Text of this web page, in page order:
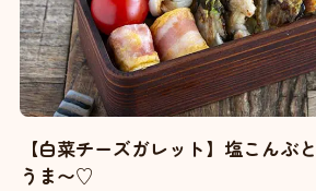
【白菜チーズガレット】塩こんぶ
うま〜♡